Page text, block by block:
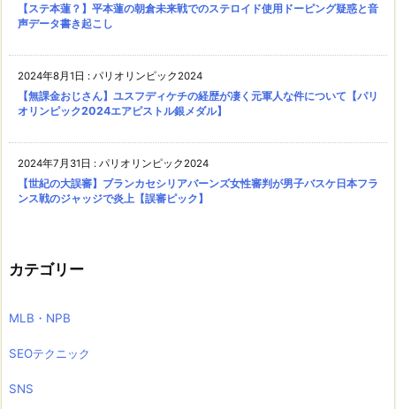
【ステ本蓮？】平本蓮の朝倉未来戦でのステロイド使用ドーピング疑惑と音
声データ書き起こし
2024年8月1日 : パリオリンピック2024
【無課金おじさん】ユスフディケチの経歴が凄く元軍人な件について【パリ
オリンピック2024エアピストル銀メダル】
2024年7月31日 : パリオリンピック2024
【世紀の大誤審】ブランカセシリアバーンズ女性審判が男子バスケ日本フラ
ンス戦のジャッジで炎上【誤審ピック】
カテゴリー
MLB・NPB
SEOテクニック
SNS